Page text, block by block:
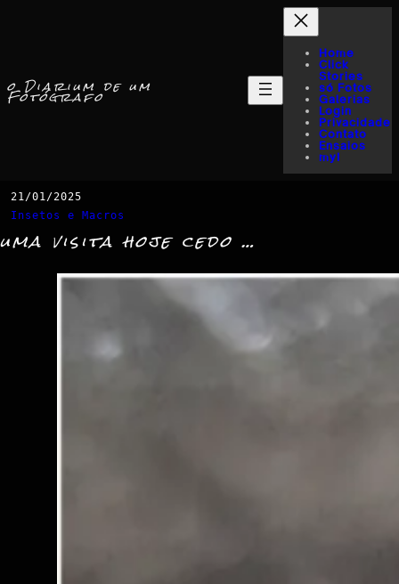
o Diarium de um
Fotógrafo
Home
Click
Stories
só Fotos
Galerias
Login
Privacidade
Contato
Ensaios
myI
21/01/2025
Insetos e Macros
uma visita hoje cedo …